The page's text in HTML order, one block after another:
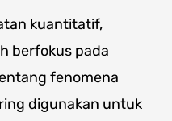
kuantitatif,
berfokus pada
fenomena
digunakan untuk